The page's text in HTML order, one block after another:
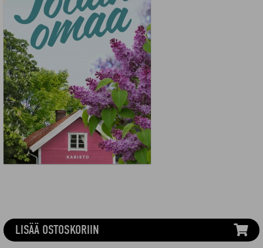
LISÄÄ OSTOSKORIIN